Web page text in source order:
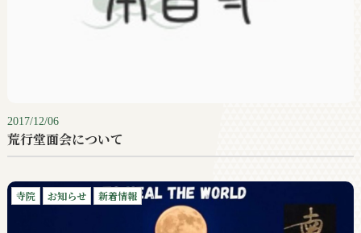
2017/12/06
荒行堂面会について
寺院 お知らせ 新着情報